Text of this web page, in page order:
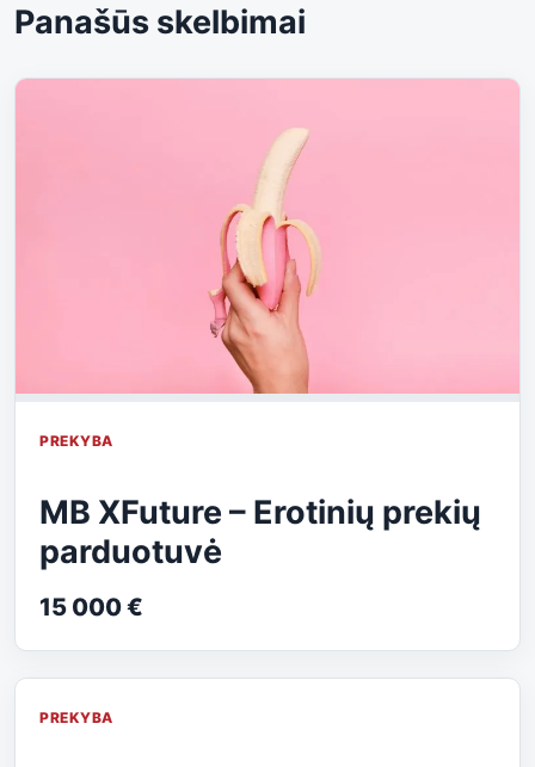
Panašūs skelbimai
PREKYBA
MB XFuture – Erotinių prekių
parduotuvė
15 000 €
PREKYBA